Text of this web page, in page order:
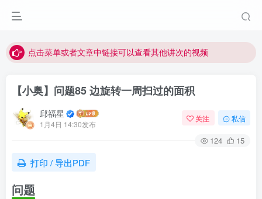
点击菜单或者文章中链接可以查看其他讲次的视频
视频无法观看的微信发消息给邱老师重置即可
【小奥】问题85 边旋转一周扫过的面积
邱福星
1月4日 14:30发布
关注 私信
124 15
打印 / 导出PDF
问题